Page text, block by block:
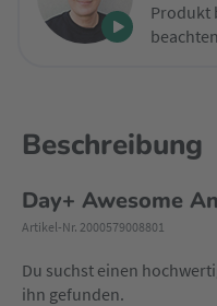
Produkt
Beschreibung
Day+ Awesome
Artikel-Nr. 2000579008801
Du suchst einen
ihn gefunden.